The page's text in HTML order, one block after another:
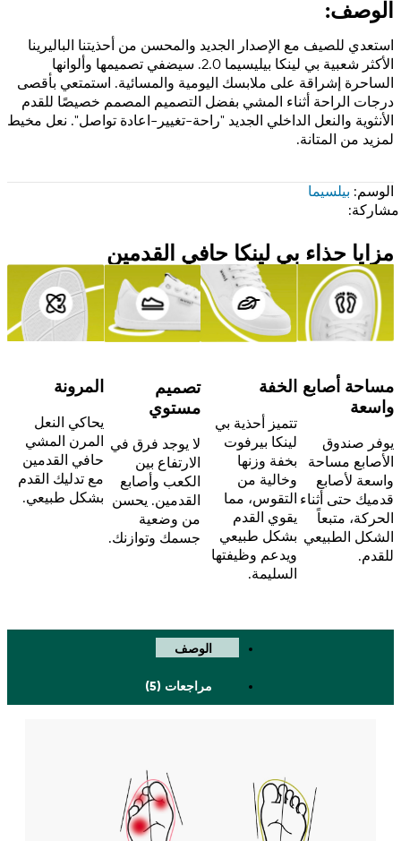
الوصف:
استعدي للصيف مع الإصدار الجديد والمحسن من أحذيتنا الباليرينا
الأكثر شعبية بي لينكا بيليسيما 2.0. سيضفي تصميمها وألوانها
الساحرة إشراقة على ملابسك اليومية والمسائية. استمتعي بأقصى
درجات الراحة أثناء المشي بفضل التصميم المصمم خصيصًا للقدم
الأنثوية والنعل الداخلي الجديد "راحة-تغيير-اعادة تواصل". نعل مخيط
لمزيد من المتانة.
الوسم: بيلسيما
مشاركة:
مزايا حذاء بي لينكا حافي القدمين
مساحة أصابع
واسعة
يوفر صندوق
الأصابع مساحة
واسعة لأصابع
قدميك حتى أثناء
الحركة، متبعاً
الشكل الطبيعي
للقدم.
الخفة
تتميز أحذية بي
لينكا بيرفوت
بخفة وزنها
وخالية من
التقوس، مما
يقوي القدم
بشكل طبيعي
ويدعم وظيفتها
السليمة.
تصميم
مستوي
لا يوجد فرق في
الارتفاع بين
الكعب وأصابع
القدمين. يحسن
من وضعية
جسمك وتوازنك.
المرونة
يحاكي النعل
المرن المشي
حافي القدمين
مع تدليك القدم
بشكل طبيعي.
الوصف
مراجعات (5)